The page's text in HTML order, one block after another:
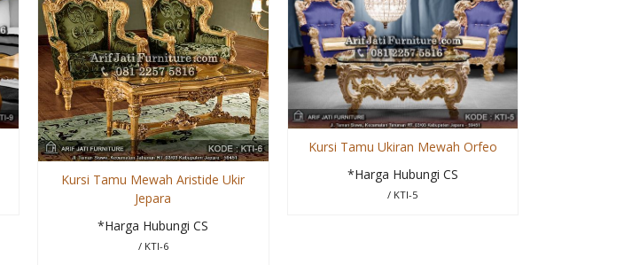
Kursi Tamu Mewah Aristide Ukir
Jepara
*Harga Hubungi CS
/ KTI-6
Kursi Tamu Ukiran Mewah Orfeo
*Harga Hubungi CS
/ KTI-5